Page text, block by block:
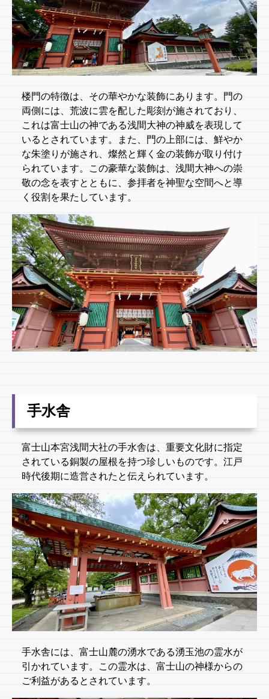
楼門の特徴は、その華やかな装飾にあります。門の
両側には、荒波に雲を配した彫刻が施されており、
これは富士山の神である浅間大神の神威を表現して
いるとされています。また、門の上部には、鮮やか
な朱塗りが施され、燦然と輝く金の装飾が取り付け
られています。この豪華な装飾は、浅間大神への崇
敬の念を表すとともに、参拝者を神聖な空間へと導
く役割を果たしています。
手水舎
富士山本宮浅間大社の手水舎は、重要文化財に指定
されている銅製の屋根を持つ珍しいものです。江戸
時代後期に造営されたと伝えられています。
手水舎には、富士山麓の湧水である湧玉池の霊水が
引かれています。この霊水は、富士山の神様からの
ご利益があるとされています。